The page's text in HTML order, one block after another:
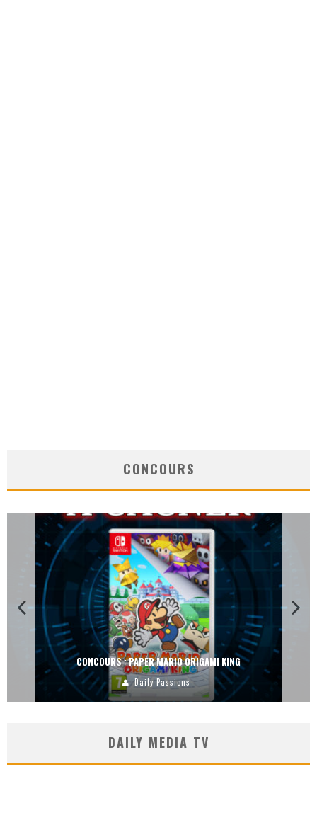
CONCOURS
CONCOURS : DREAMS SUR PS4
Carlos Mühlig
DAILY MEDIA TV